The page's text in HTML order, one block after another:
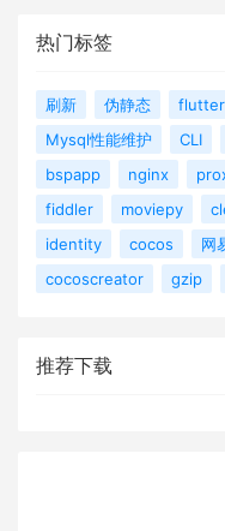
热门标签
刷新 伪静态 flutter
Mysql性能维护
CLI
bspapp
nginx
fiddler
moviepy
identity
cocos 网
cocoscreator
gzip
推荐下载